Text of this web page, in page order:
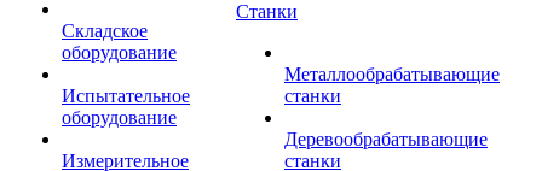
Складское
оборудование
Испытательное
оборудование
Измерительное
Станки
Металлообрабатывающие
станки
Деревообрабатывающие
станки